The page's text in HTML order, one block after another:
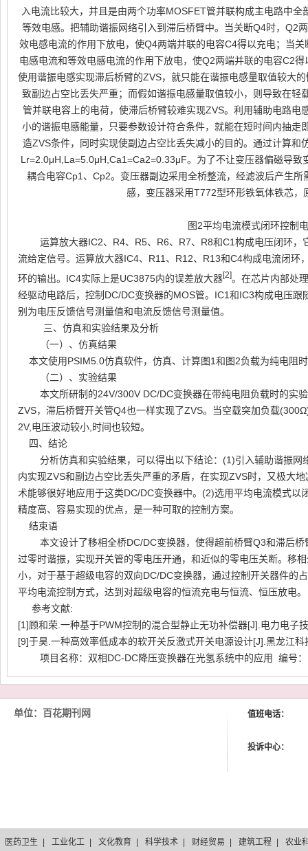
入电流比较大，并且是由两个功率MOSFET管并联构成主电路中全
等效电感。把辅助谐振网络引入到滞后桥臂中。当关断Q4时， Q2
效电感电流的作用下放电，使Q4两端并联的电容C4得以充电；当关
电感电流和等效电感电流的作用下放电，使Q2两端并联的电容C2得
使用谐振电感实现滞后桥臂的ZVS，就只能在谐振电感量取值较大
致副边占空比丢失严重；而假如谐振电感量取值较小，则导致在轻
管并联电容上的电荷，使滞后桥臂较难实现ZVS。利用辅助电路电
小的谐振电感能量，只要参数设计符合条件，就能在短时间内抽走
造ZVS条件，同时实现使副边占空比丢失减小的目的。通过计算和
Lr=2.0μH,La=5.0μH,Ca1=Ca2=0.33μF。为了不让变压器偏磁导致
耦合电容Cp1、 Cp2。变压器副边采用全桥整流，经滤波后产生所
感，变压器采用T772型环形铁氧体铁芯，
图2平均电流模式闭环控制
运算放大器IC2、 R4、 R5、 R6、 R7、 R8和C1构成电压闭环，
流给定信号。运算放大器IC4、 R11、 R12、 R13和C4构成电流闭环
环的输出。 IC4实际上是UC3875内的误差放大器[2]。在芯片内部处理
经驱动电路后，控制 DC/DC变换器的MOS管。 IC1和IC3构成电压跟
别为电压反馈信号测量值和电流反馈信号测量值。
三、仿真和实验结果及分析
（一）、仿真结果
本文使用PSIM5.0仿真软件，仿真、计算图1和图2负载为纯电阻时
（二）、实验结果
本文所研制的24V/300V DC/DC变换器在带纯电阻负载时的实
ZVS，滞后桥臂开关管Q4也一样实现了ZVS。当空载突加负载(300Ω
2V, 电压波动较小 时间也较短。
四、结论
分析仿真和实验结果，可以得出以下结论： (1)引入辅助谐振网
内实现ZVS和副边占空比丢失严重的矛盾，在实现ZVS时，又极大
术能够很好地应用于这类DC/DC变换器中。 (2)选用平均电流模式以
精度高、容易实现的优点，是一种可取的控制方案。
结束语
本文设计了移相全桥DC/DC变换器，使得超前桥臂Q3和滞后桥
过零时谐振，实现开关管的零电压开通，和近似的零电压关断。移
小，对于基于超级电容的双向DC/DC变换器，通过控制开关器件的
平均电流控制方式，达到对超级电容的恒流充电与恒流、恒压放电。
参考文献:
[1]顾和荣 一种基于PWM控制的混合型静止无功补偿器[J]. 电力电子
[9]于昊 一种高效率低成本的软开关反激式开关电源设计[J]. 黑龙江科
项目名称：双相DC-DC降压变换器在光氢系统中的应用 编号：
单位：百花期刊网 值班电话：
投诉中心：
医药卫生 工业化工 文化教育 科学技术 财经贸易 建筑工程 农业